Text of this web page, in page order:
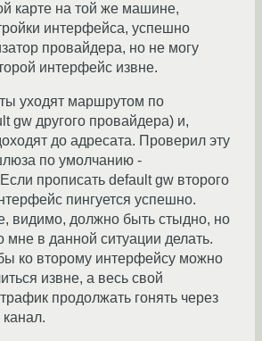
карте на той же машине,
интерфейса, успешно
провайдера, но не могу
интерфейс извне.
уходят маршрутом по
gw другого провайдера) и,
до адресата. Проверил эту
по умолчанию -
прописать default gw второго
пингуется успешно.
видимо, должно быть стыдно, но
мне в данной ситуации делать.
ко второму интерфейсу можно
извне, а весь свой
продолжать гонять через